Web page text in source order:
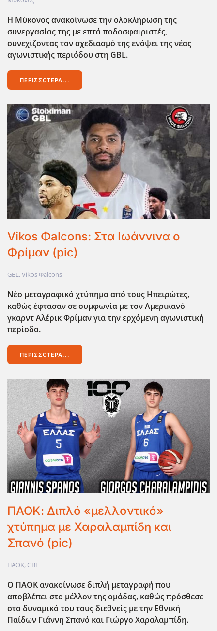
Η Μύκονος ανακοίνωσε την ολοκλήρωση της
συνεργασίας της με επτά ποδοσφαιριστές,
συνεχίζοντας τον σχεδιασμό της ενόψει της νέας
αγωνιστικής περιόδου στη GBL.
ΠΕΡΙΣΣΌΤΕΡΑ...
Vikos Φalcons: Στα Ιωάννινα ο
Φρίμαν (pic)
GBL,Vikos Φalcons
Νέο μεταγραφικό χτύπημα από τους Ηπειρώτες,
καθώς έφτασαν σε συμφωνία με τον Αμερικανό
γκαρντ Αλέρικ Φρίμαν για την ερχόμενη αγωνιστική
περίοδο.
ΠΕΡΙΣΣΌΤΕΡΑ...
ΠΑΟΚ: Διπλό «μελλοντικό»
χτύπημα με Χαραλαμπίδη και
Σπανό (pic)
ΠΑΟΚ, GBL
Ο ΠΑΟΚ ανακοίνωσε διπλή μεταγραφή που
αποβλέπει στο μέλλον της ομάδας, καθώς πρόσθεσε
στο δυναμικό του τους διεθνείς με την Εθνική
Παίδων Γιάννη Σπανό και Γιώργο Χαραλαμπίδη.